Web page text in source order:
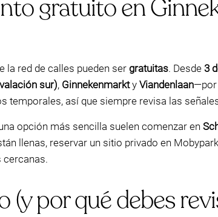
gratuito en
la red de calles pueden ser gratuitas. Desde 3
sur), Ginnekenmarkty Viandenlaan—por
temporales, así que siempre revisa las
opción más sencilla suelen comenzar en
llenas, reservar un sitio privado en
cercanas.
(y por qué debes